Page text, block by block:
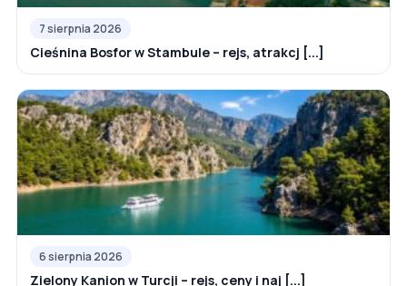
7 sierpnia 2026
Cieśnina Bosfor w Stambule – rejs, atrakcj [...]
6 sierpnia 2026
Zielony Kanion w Turcji – rejs, ceny i naj [...]